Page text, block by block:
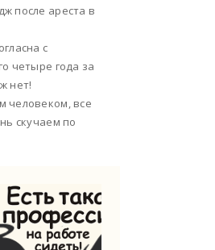
после ареста в
с
четыре года за
нет!
человеком, все
скучаем по